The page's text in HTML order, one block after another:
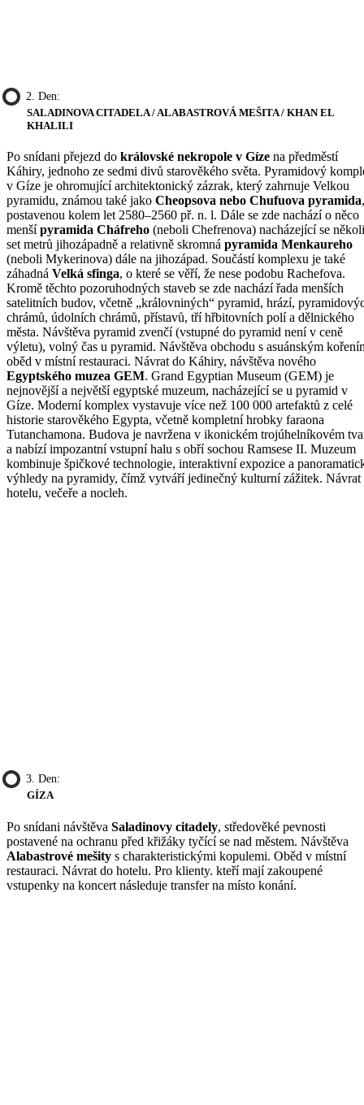
2. Den:
SALADINOVA CITADELA / ALABASTROVÁ MEŠITA / KHAN EL
KHALILI
Po snídani přejezd do královské nekropole v Gíze na předměstí
Káhiry, jednoho ze sedmi divů starověkého světa. Pyramidový
v Gíze je ohromující architektonický zázrak, který zahrnuje Velkou
pyramidu, známou také jako Cheopsova nebo Chufuova pyramida,
postavenou kolem let 2580–2560 př. n. l. Dále se zde nachází o něco
menšípyramida Cháfreho (neboli Chefrenova) nacházející se
set metrů jihozápadně a relativně skromná pyramida Menkaureho
(neboli Mykerinova) dále na jihozápad. Součástí komplexu je také
záhadná Velká sfinga, o které se věří, že nese podobu Rachefova.
Kromě těchto pozoruhodných staveb se zde nachází řada menších
satelitních budov, včetně „královniných“ pyramid, hrází,
chrámů, údolních chrámů, přístavů, tří hřbitovních polí a dělnického
města. Návštěva pyramid zvenčí (vstupné do pyramid není v ceně
výletu), volný čas u pyramid. Návštěva obchodu s asuánským
oběd v místní restauraci. Návrat do Káhiry, návštěva nového
Egyptského muzea GEM. Grand Egyptian Museum (GEM) je
nejnovější a největší egyptské muzeum, nacházející se u pyramid v
Gíze. Moderní komplex vystavuje více než 100 000 artefaktů z celé
historie starověkého Egypta, včetně kompletní hrobky faraona
Tutanchamona. Budova je navržena v ikonickém trojúhelníkovém
a nabízí impozantní vstupní halu s obří sochou Ramsese II. Muzeum
kombinuje špičkové technologie, interaktivní expozice a
výhledy na pyramidy, čímž vytváří jedinečný kulturní zážitek. Návrat
hotelu, večeře a nocleh.
3. Den:
GÍZA
Po snídani návštěva Saladinovy citadely, středověké pevnosti
postavené na ochranu před křižáky tyčící se nad městem. Návštěva
Alabastrové mešity s charakteristickými kopulemi. Oběd v místní
restauraci. Návrat do hotelu. Pro klienty. kteří mají zakoupené
vstupenky na koncert následuje transfer na místo konání.